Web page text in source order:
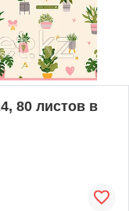
80 листов в